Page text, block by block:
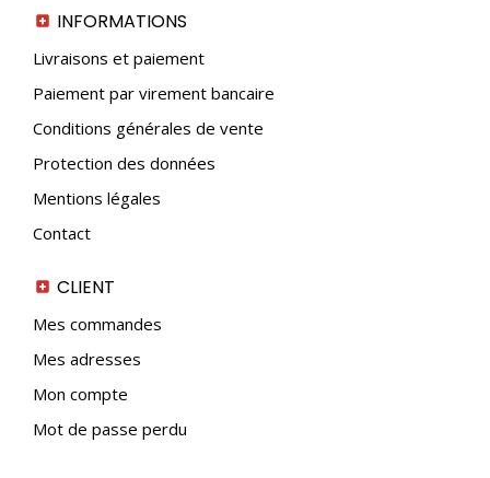
INFORMATIONS
Livraisons et paiement
Paiement par virement bancaire
Conditions générales de vente
Protection des données
Mentions légales
Contact
CLIENT
Mes commandes
Mes adresses
Mon compte
Mot de passe perdu